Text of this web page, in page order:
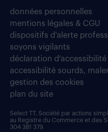
données personnelles
mentions légales & CGU
dispositifs d'alerte
soyons vigilants
déclaration
accessibilité sourds,
gestion des cookies
plan du site
Select TT, Société par actions
au Registre du Commerce et des
304 381 379.